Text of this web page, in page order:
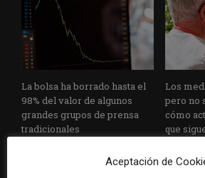
La bolsa ha borrado hasta el
98% del valor de algunos
grandes grupos de prensa
tradicionales
Los
pero no
cómo
que
Aceptación de